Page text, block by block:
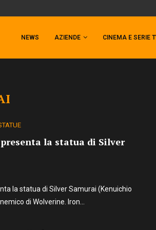
NEWS AZIENDE CINEMA E SERIE
la statua di Silver
la statua di Silver Samurai (Kenuichio
di Wolverine. Iron…